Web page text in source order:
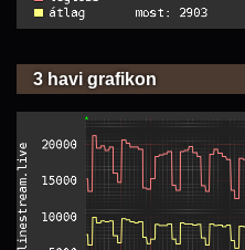
3 havi grafikon